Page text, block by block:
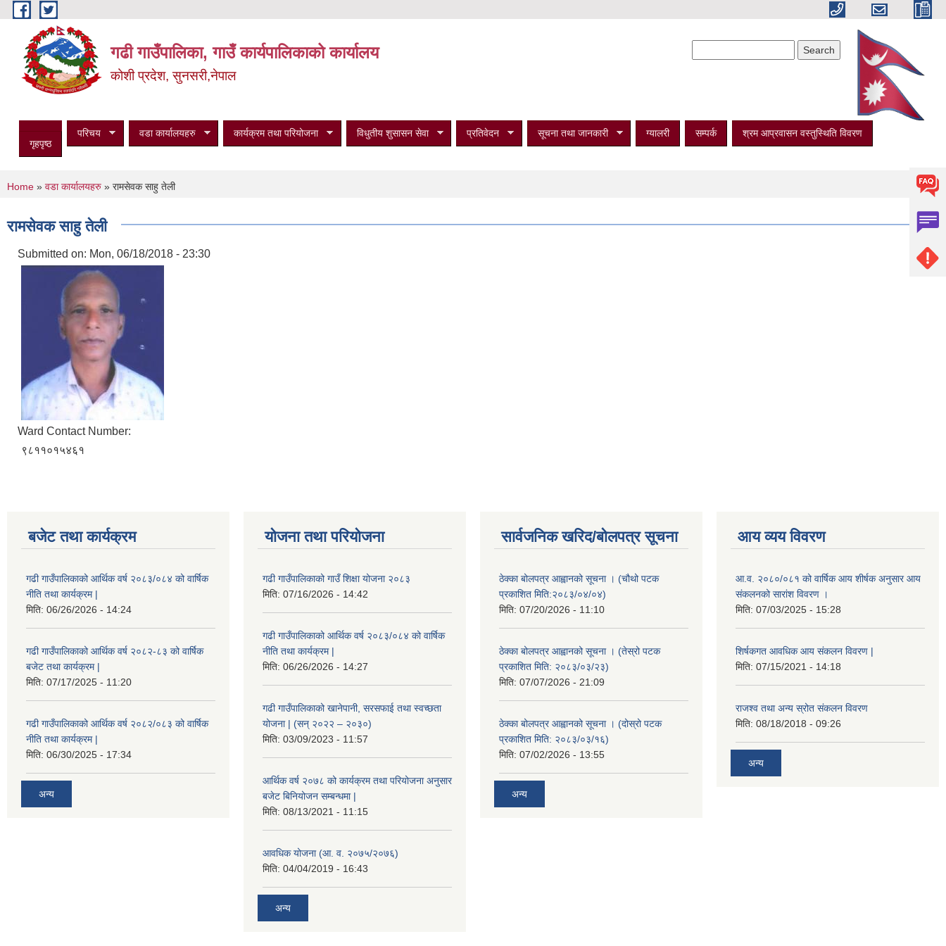
Skip to main content
गढी गाउँपालिका, गाउँ कार्यपालिकाको कार्यालय
कोशी प्रदेश, सुनसरी,नेपाल
गृहपृष्ठ
परिचय वडा कार्यालयहरु कार्यक्रम तथा परियोजना विधुतीय शुसासन सेवा प्रतिवेदन सूचना तथा जानकारी ग्यालरी सम्पर्क श्रम आप्रवासन वस्तुस्थिति विवरण
You are here
Home » वडा कार्यालयहरु » रामसेवक साहु तेली
रामसेवक साहु तेली
Submitted on: Mon, 06/18/2018 - 23:30
Ward Contact Number:
९८११०१५४६१
बजेट तथा कार्यक्रम
गढी गाउँपालिकाको आर्थिक वर्ष २०८३/०८४ को वार्षिक
नीति तथा कार्यक्रम |
मिति: 06/26/2026 - 14:24
गढी गाउँपालिकाको आर्थिक वर्ष २०८२-८३ को वार्षिक
बजेट तथा कार्यक्रम |
मिति: 07/17/2025 - 11:20
गढी गाउँपालिकाको आर्थिक वर्ष २०८२/०८३ को वार्षिक
नीति तथा कार्यक्रम |
मिति: 06/30/2025 - 17:34
अन्य
योजना तथा परियोजना
गढी गाउँपालिकाको गाउँ शिक्षा योजना २०८३
मिति: 07/16/2026 - 14:42
गढी गाउँपालिकाको आर्थिक वर्ष २०८३/०८४ को वार्षिक
नीति तथा कार्यक्रम |
मिति: 06/26/2026 - 14:27
गढी गाउँपालिकाको खानेपानी, सरसफाई तथा स्वच्छता
योजना | (सन् २०२२ – २०३०)
मिति: 03/09/2023 - 11:57
आर्थिक वर्ष २०७८ को कार्यक्रम तथा परियोजना अनुसार
बजेट बिनियोजन सम्बन्धमा |
मिति: 08/13/2021 - 11:15
आवधिक योजना (आ. व. २०७५/२०७६)
मिति: 04/04/2019 - 16:43
अन्य
सार्वजनिक खरिद/बोलपत्र सूचना
ठेक्का बोलपत्र आह्वानको सूचना । (चौथो पटक
प्रकाशित मिति:२०८३/०४/०४)
मिति: 07/20/2026 - 11:10
ठेक्का बोलपत्र आह्वानको सूचना । (तेस्रो पटक
प्रकाशित मिति: २०८३/०३/२३)
मिति: 07/07/2026 - 21:09
ठेक्का बोलपत्र आह्वानको सूचना । (दोस्रो पटक
प्रकाशित मिति: २०८३/०३/१६)
मिति: 07/02/2026 - 13:55
अन्य
आय व्यय विवरण
आ.व. २०८०/०८१ को वार्षिक आय शीर्षक अनुसार आय
संकलनको सारांश विवरण ।
मिति: 07/03/2025 - 15:28
शिर्षकगत आवधिक आय संकलन विवरण |
मिति: 07/15/2021 - 14:18
राजश्व तथा अन्य स्रोत संकलन विवरण
मिति: 08/18/2018 - 09:26
अन्य